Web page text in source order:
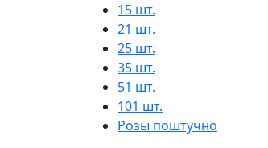
15 шт.
21 шт.
25 шт.
35 шт.
51 шт.
101 шт.
Розы поштучно